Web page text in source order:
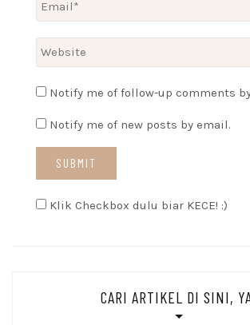
Notify me of follow-up comments
Notify me of new posts by email.
Klik Checkbox dulu biar KECE! :)
CARI ARTIKEL DI SINI,